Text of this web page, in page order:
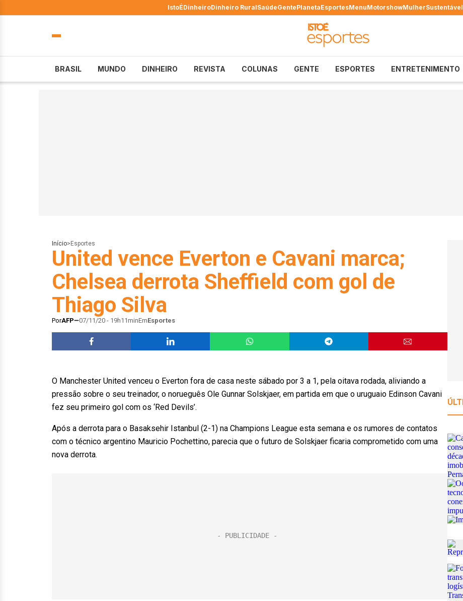
IstoÉDinheiroDinheiro RuralSaúdeGentePlanetaEsportesMenuMotorshowMulherSustentável
BRASIL MUNDO DINHEIRO REVISTA COLUNAS GENTE ESPORTES ENTRETENIMENTO
Início> Esportes
United vence Everton e Cavani marca;
Chelsea derrota Sheffield com gol de
Thiago Silva
PorAFP 07/11/20 - 19h11minEmEsportes
O Manchester United venceu o Everton fora de casa neste sábado por 3 a 1, pela oitava rodada, aliviando a
pressão sobre o seu treinador, o norueguês Ole Gunnar Solskjaer, em partida em que o uruguaio Edinson Cavani
fez seu primeiro gol com os ‘Red Devils’.
Após a derrota para o Basaksehir Istanbul (2-1) na Champions League esta semana e os rumores de contatos
com o técnico argentino Mauricio Pochettino, parecia que o futuro de Solskjaer ficaria comprometido com uma
nova derrota.